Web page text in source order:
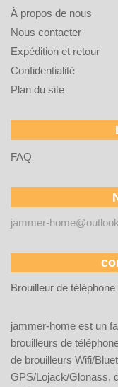
À propos de nous
Nous contacter
Expédition et retour
Confidentialité
Plan du site
FAQ
jammer-
Brouilleur de téléphone
jammer-home est un
brouilleurs de
de brouilleurs Wifi/
GPS/Lojack/Glonass,